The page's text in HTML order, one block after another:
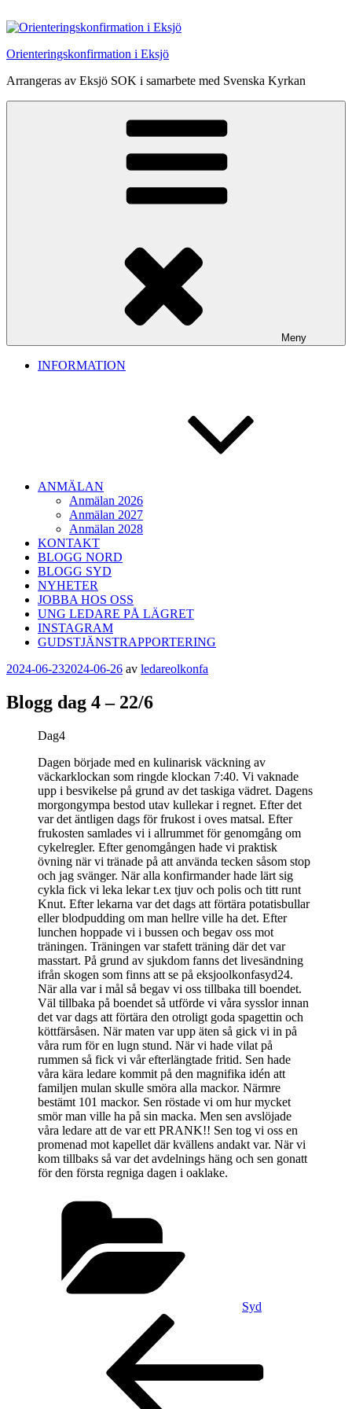
till
Orienteringskonfirmation i Eksjö
Arrangeras av Eksjö SOK i samarbete med Svenska Kyrkan
Meny
INFORMATION
ANMÄLAN
Anmälan 2026
Anmälan 2027
Anmälan 2028
KONTAKT
BLOGG NORD
BLOGG SYD
NYHETER
JOBBA HOS OSS
UNG LEDARE PÅ LÄGRET
INSTAGRAM
GUDSTJÄNSTRAPPORTERING
Publicerat
2024-06-232024-06-26 av ledareolkonfa
Blogg dag 4 – 22/6
Dag4
Dagen började med en kulinarisk väckning av
väckarklockan som ringde klockan 7:40. Vi vaknade
upp i besvikelse på grund av det taskiga vädret. Dagens
morgongympa bestod utav kullekar i regnet. Efter det
var det äntligen dags för frukost i oves matsal. Efter
frukosten samlades vi i allrummet för genomgång om
cykelregler. Efter genomgången hade vi praktisk
övning när vi tränade på att använda tecken såsom stop
och jag svänger. När alla konfirmander hade lärt sig
cykla fick vi leka lekar t.ex tjuv och polis och titt runt
Knut. Efter lekarna var det dags att förtära potatisbullar
eller blodpudding om man hellre ville ha det. Efter
lunchen hoppade vi i bussen och begav oss mot
träningen. Träningen var stafett träning där det var
masstart. På grund av sjukdom fanns det livesändning
ifrån skogen som finns att se på eksjoolkonfasyd24.
När alla var i mål så begav vi oss tillbaka till boendet.
Väl tillbaka på boendet så utförde vi våra sysslor innan
det var dags att förtära den otroligt goda spagettin och
köttfärsåsen. När maten var upp äten så gick vi in på
våra rum för en lugn stund. När vi hade vilat på
rummen så fick vi vår efterlängtade fritid. Sen hade
våra kära ledare kommit på den magnifika idén att
familjen mulan skulle smöra alla mackor. Närmre
bestämt 101 mackor. Sen röstade vi om hur mycket
smör man ville ha på sin macka. Men sen avslöjade
våra ledare att de var ett PRANK!! Sen tog vi oss en
promenad mot kapellet där kvällens andakt var. När vi
kom tillbaks så var det avdelnings häng och sen gonatt
för den första regniga dagen i oaklake.
Syd
Inläggsnavigering